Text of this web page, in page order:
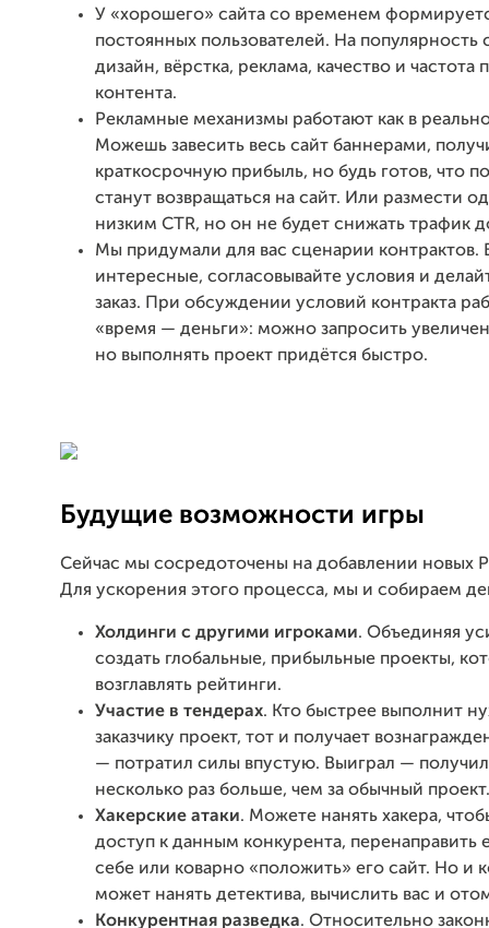
У «хорошего» сайта со временем
постоянных пользователей. На популярность
дизайн, вёрстка, реклама, качество и частота
контента.
Рекламные механизмы работают как в
Можешь завесить весь сайт баннерами,
краткосрочную прибыль, но будь готов, что
станут возвращаться на сайт. Или размести
низким CTR, но он не будет снижать трафик
Мы придумали для вас сценарии контрактов.
интересные, согласовывайте условия и
заказ. При обсуждении условий контракта
«время — деньги»: можно запросить
но выполнять проект придётся быстро.
Будущие возможности игры
Сейчас мы сосредоточены на добавлении новых
Для ускорения этого процесса, мы и собираем
Холдинги с другими игроками. Объединяя
создать глобальные, прибыльные проекты,
возглавлять рейтинги.
Участие в тендерах. Кто быстрее выполнит
заказчику проект, тот и получает
— потратил силы впустую. Выиграл —
несколько раз больше, чем за обычный проект.
Хакерские атаки. Можете нанять хакера,
доступ к данным конкурента, перенаправить
себе или коварно «положить» его сайт. Но и
может нанять детектива, вычислить вас и
Конкурентная разведка. Относительно